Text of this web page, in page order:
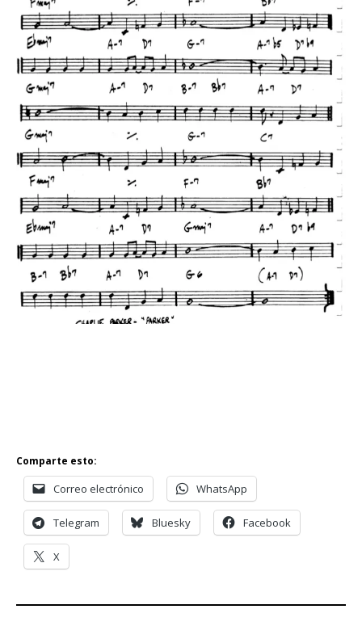
Comparte esto:
Correo electrónico WhatsApp
Telegram Bluesky Facebook
X